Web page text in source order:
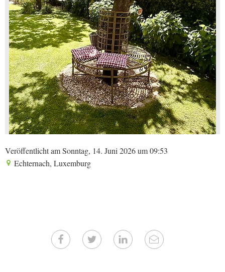
Veröffentlicht am Sonntag, 14. Juni 2026 um 09:53
Echternach, Luxemburg